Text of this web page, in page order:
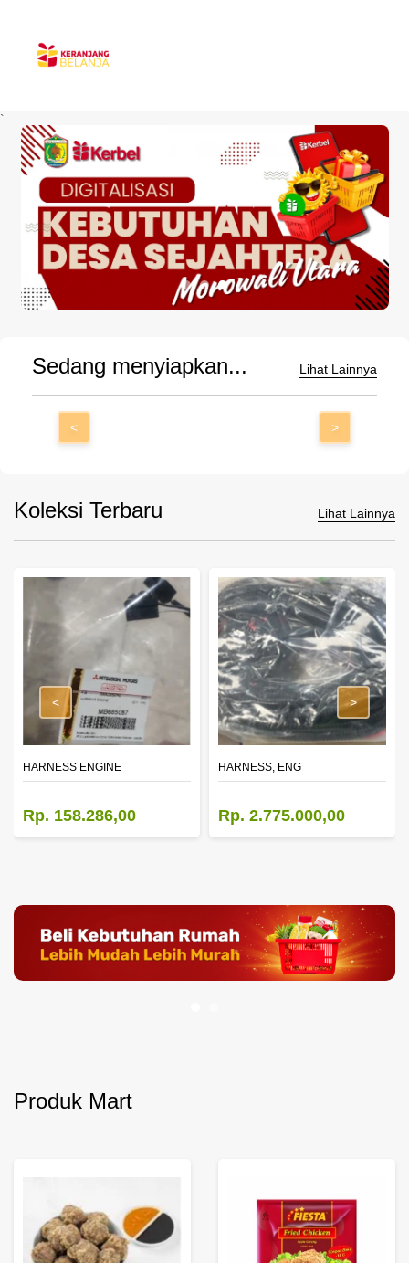
`
Sedang menyiapkan... Lihat Lainnya
< >
Koleksi Terbaru Lihat Lainnya
HARNESS ENGINE
Rp. 158.286,00
HARNESS, ENG
Rp. 2.775.000,00
< >
Produk Mart